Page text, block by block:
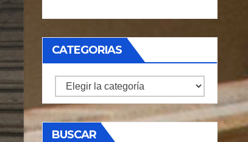
CATEGORIAS
CATEGORIAS
BUSCAR